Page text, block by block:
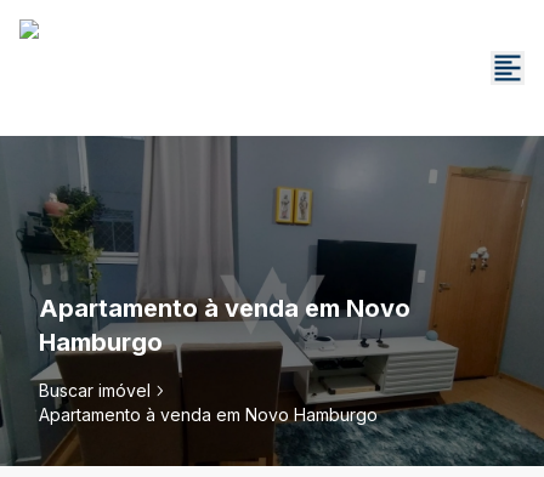
Apartamento à venda em Novo
Hamburgo
Buscar imóvel
Apartamento à venda em Novo Hamburgo